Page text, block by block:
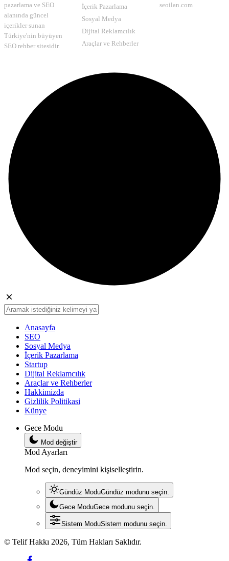
pazarlama ve SEO
alanında güncel
içerikler sunan
Türkiye'nin büyüyen
SEO rehber sitesidir.
İçerik Pazarlama
Sosyal Medya
Dijital Reklamcılık
Araçlar ve Rehberler
seoilan.com
Anasayfa
SEO
Sosyal Medya
İçerik Pazarlama
Startup
Dijital Reklamcılık
Araçlar ve Rehberler
Hakkimizda
Gizlilik Politikasi
Künye
Gece Modu
Mod değiştir
Mod Ayarları
Mod seçin, deneyimini kişiselleştirin.
Gündüz ModuGündüz modunu seçin.
Gece ModuGece modunu seçin.
Sistem ModuSistem modunu seçin.
© Telif Hakkı 2026, Tüm Hakları Saklıdır.